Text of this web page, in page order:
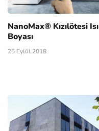
NanoMax® Kızılötesi Isı
Boyası
25 Eylül 2018